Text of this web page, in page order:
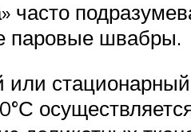
часто
паровые швабры.